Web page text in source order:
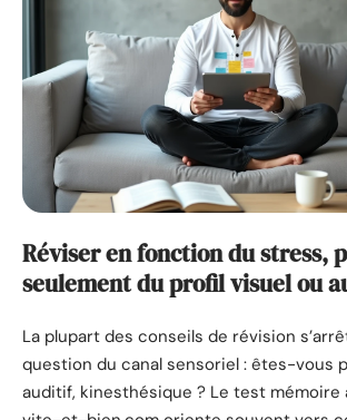
Réviser en fonction du stress,
seulement du profil visuel ou
La plupart des conseils de révision
question du canal sensoriel : êtes-vous
auditif, kinesthésique ? Le test mémoire